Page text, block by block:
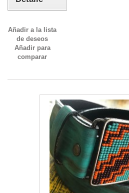
Añadir a la lista
de deseos
Añadir para
comparar